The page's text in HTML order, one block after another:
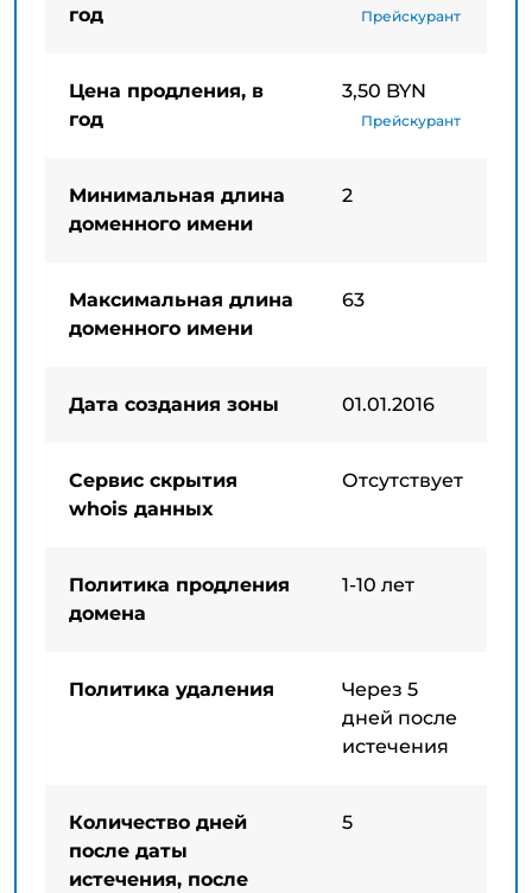
год
Прейскурант
Цена продления, в
год
3,50 BYN
Прейскурант
Минимальная длина
доменного имени
2
Максимальная длина
доменного имени
63
Дата создания зоны 01.01.2016
Сервис скрытия
whois данных
Отсутствует
Политика продления
домена
1-10 лет
Политика удаления
Через 5
дней после
истечения
Количество дней
после даты
истечения, после
5